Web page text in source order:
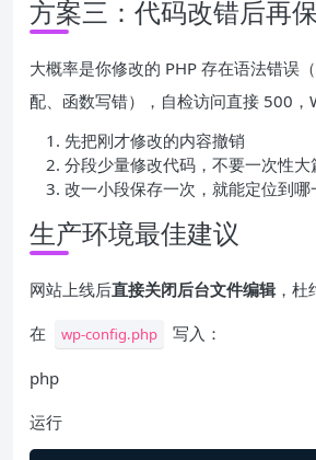
方案三：代码改错后再
大概率是你修改的 PHP 存在语法错误
配、函数写错），自检访问直接 500，
先把刚才修改的内容撤销
分段少量修改代码，不要一次性大
改一小段保存一次，就能定位到
生产环境最佳建议
网站上线后直接关闭后台文件编辑，杜
在
wp-config.php 写入：
php
运行